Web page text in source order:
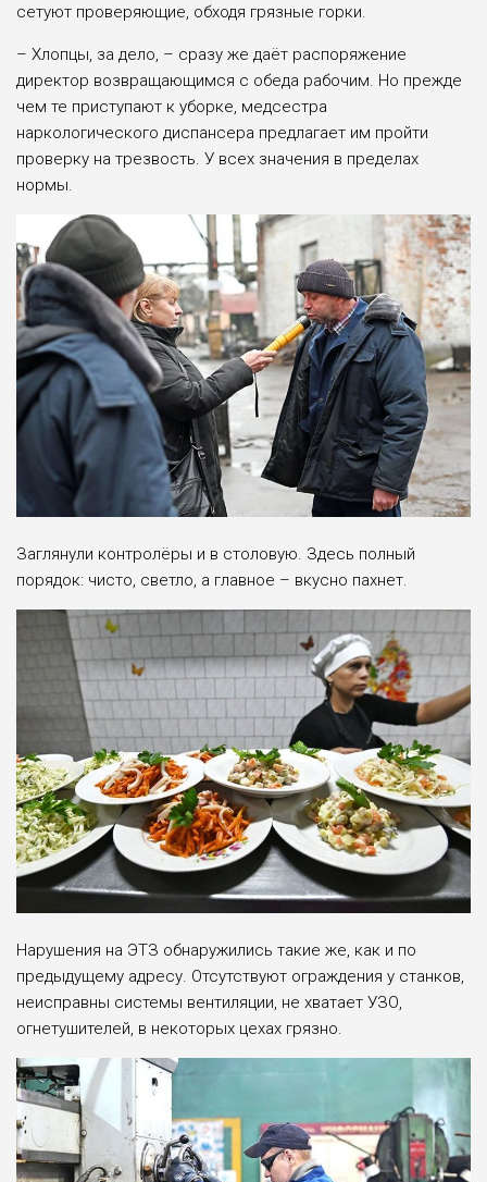
сетуют проверяющие, обходя грязные горки.
– Хлопцы, за дело, – сразу же даёт распоряжение
директор возвращающимся с обеда рабочим. Но прежде
чем те приступают к уборке, медсестра
наркологического диспансера предлагает им пройти
проверку на трезвость. У всех значения в пределах
нормы.
Заглянули контролёры и в столовую. Здесь полный
порядок: чисто, светло, а главное – вкусно пахнет.
Нарушения на ЭТЗ обнаружились такие же, как и по
предыдущему адресу. Отсутствуют ограждения у станков,
неисправны системы вентиляции, не хватает УЗО,
огнетушителей, в некоторых цехах грязно.